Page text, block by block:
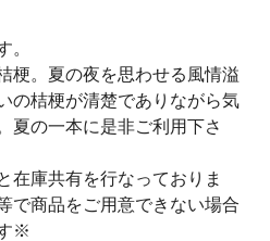
。
梗。夏の夜を思わせる風情溢
の桔梗が清楚でありながら気
夏の一本に是非ご利用下さ
在庫共有を行なっておりま
で商品をご用意できない場合
※